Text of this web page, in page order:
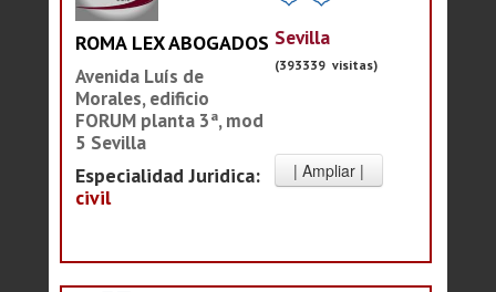
ROMA LEX ABOGADOS
Avenida Luís de
Morales, edificio
FORUM planta 3ª, mod
5 Sevilla
Especialidad Juridica:
civil
Sevilla
(393339 visitas)